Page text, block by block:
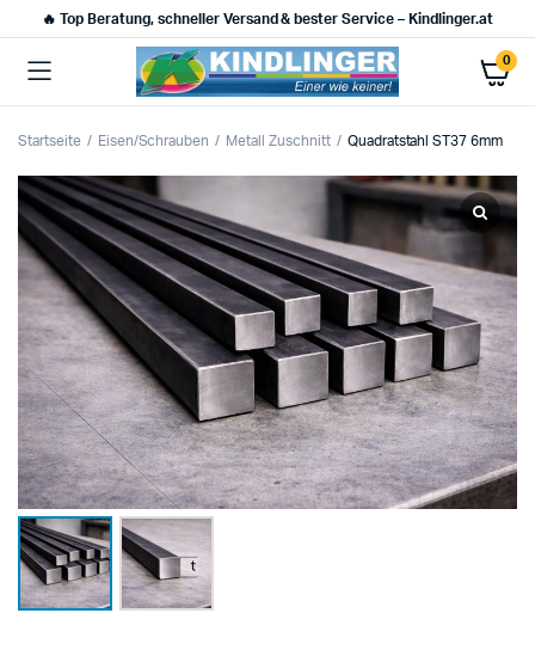
🔥 Top Beratung, schneller Versand & bester Service – Kindlinger.at
0
Startseite Eisen/Schrauben Metall Zuschnitt Quadratstahl ST37 6mm